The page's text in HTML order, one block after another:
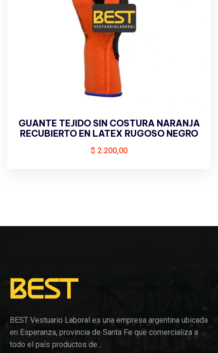
GUANTE TEJIDO SIN COSTURA NARANJA
RECUBIERTO EN LATEX RUGOSO NEGRO
$ 2.200,00
BEST Vestuario Laboral es una empresa argentina ubicada
en Esperanza, provincia de Santa Fe que comercializa a
todo el país productos de…